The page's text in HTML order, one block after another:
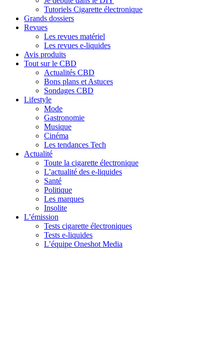
Tutoriels Cigarette électronique
Grands dossiers
Revues
Les revues matériel
Les revues e-liquides
Avis produits
Tout sur le CBD
Actualités CBD
Bons plans et Astuces
Sondages CBD
Lifestyle
Mode
Gastronomie
Musique
Cinéma
Les tendances Tech
Actualité
Toute la cigarette électronique
L’actualité des e-liquides
Santé
Politique
Les marques
Insolite
L’émission
Tests cigarette électroniques
Tests e-liquides
L’équipe Oneshot Media